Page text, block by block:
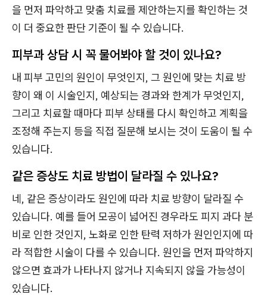
을 먼저 파악하고 맞춤 치료를 제안하는지를 확인하는 것
이 더 중요한 판단 기준이 될 수 있습니다.
피부과 상담 시 꼭 물어봐야 할 것이 있나요?
내 피부 고민의 원인이 무엇인지, 그 원인에 맞는 치료 방
향이 왜 이 시술인지, 예상되는 경과와 한계가 무엇인지,
그리고 치료할 때마다 피부 상태를 다시 확인하고 계획을
조정해 주는지 등을 직접 질문해 보시는 것이 도움이 될 수
있습니다.
같은 증상도 치료 방법이 달라질 수 있나요?
네, 같은 증상이라도 원인에 따라 치료 방향이 달라질 수
있습니다. 예를 들어 모공이 넓어진 경우라도 피지 과다 분
비로 인한 것인지, 노화로 인한 탄력 저하가 원인인지에 따
라 적합한 시술이 다를 수 있습니다. 원인을 먼저 파악하지
않으면 효과가 나타나지 않거나 지속되지 않을 가능성이
있습니다.